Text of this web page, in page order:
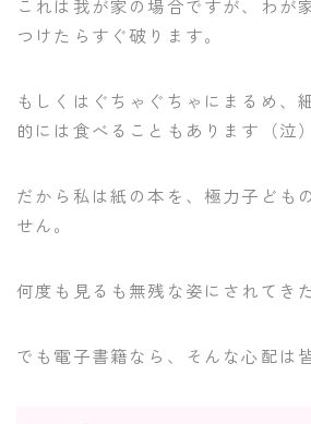
これは我が家の場合ですが、わが
つけたらすぐ破ります。
もしくはぐちゃぐちゃにまるめ、
的には食べることもあります（泣）
だから私は紙の本を、極力子ども
せん。
何度も見るも無残な姿にされてき
でも電子書籍なら、そんな心配は